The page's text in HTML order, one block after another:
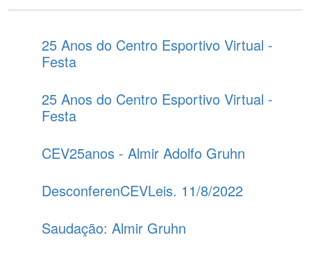
25 Anos do Centro Esportivo Virtual -
Festa
25 Anos do Centro Esportivo Virtual -
Festa
CEV25anos - Almir Adolfo Gruhn
DesconferenCEVLeis. 11/8/2022
Saudação: Almir Gruhn